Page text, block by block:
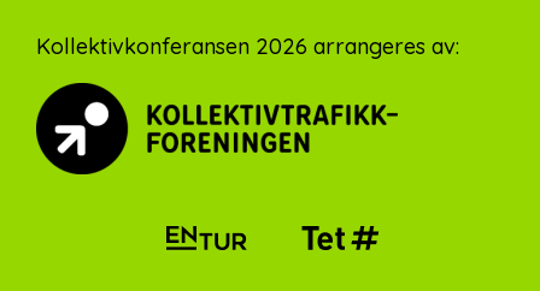
Footer
Kollektivkonferansen 2026 arrangeres av: